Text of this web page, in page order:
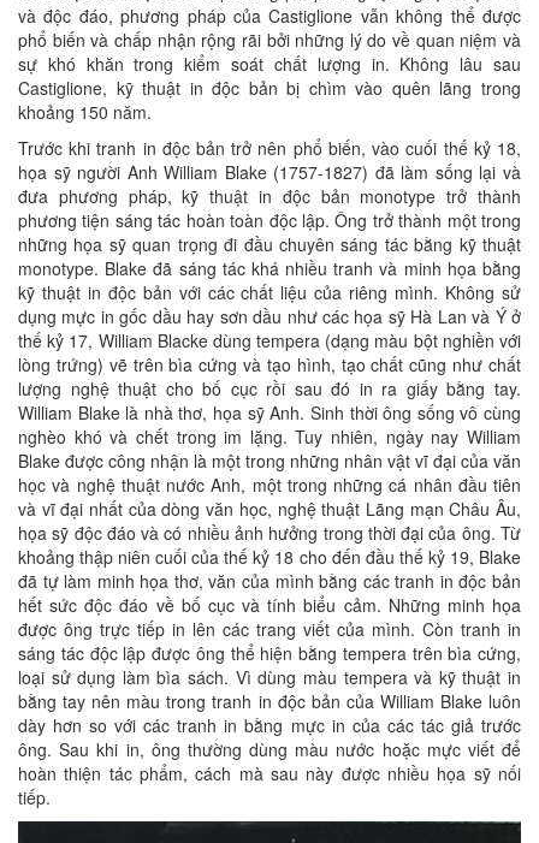
và độc đáo, phương pháp của Castiglione vẫn không thể được
phổ biến và chấp nhận rộng rãi bởi những lý do về quan niệm và
sự khó khăn trong kiểm soát chất lượng in. Không lâu sau
Castiglione, kỹ thuật in độc bản bị chìm vào quên lãng trong
khoảng 150 năm.
Trước khi tranh in độc bản trở nên phổ biến, vào cuối thế kỷ 18,
họa sỹ người Anh William Blake (1757-1827) đã làm sống lại và
đưa phương pháp, kỹ thuật in độc bản monotype trở thành
phương tiện sáng tác hoàn toàn độc lập. Ông trở thành một trong
những họa sỹ quan trọng đi đầu chuyên sáng tác bằng kỹ thuật
monotype. Blake đã sáng tác khá nhiều tranh và minh họa bằng
kỹ thuật in độc bản với các chất liệu của riêng mình. Không sử
dụng mực in gốc dầu hay sơn dầu như các họa sỹ Hà Lan và Ý ở
thế kỷ 17, William Blacke dùng tempera (dạng màu bột nghiền với
lòng trứng) vẽ trên bìa cứng và tạo hình, tạo chất cũng như chất
lượng nghệ thuật cho bố cục rồi sau đó in ra giấy bằng tay.
William Blake là nhà thơ, họa sỹ Anh. Sinh thời ông sống vô cùng
nghèo khó và chết trong im lặng. Tuy nhiên, ngày nay William
Blake được công nhận là một trong những nhân vật vĩ đại của văn
học và nghệ thuật nước Anh, một trong những cá nhân đầu tiên
và vĩ đại nhất của dòng văn học, nghệ thuật Lãng mạn Châu Âu,
họa sỹ độc đáo và có nhiều ảnh hưởng trong thời đại của ông. Từ
khoảng thập niên cuối của thế kỷ 18 cho đến đầu thế kỷ 19, Blake
đã tự làm minh họa thơ, văn của mình bằng các tranh in độc bản
hết sức độc đáo về bố cục và tính biểu cảm. Những minh họa
được ông trực tiếp in lên các trang viết của mình. Còn tranh in
sáng tác độc lập được ông thể hiện bằng tempera trên bìa cứng,
loại sử dụng làm bìa sách. Vì dùng màu tempera và kỹ thuật in
bằng tay nên màu trong tranh in độc bản của William Blake luôn
dày hơn so với các tranh in bằng mực in của các tác giả trước
ông. Sau khi in, ông thường dùng màu nước hoặc mực viết để
hoàn thiện tác phẩm, cách mà sau này được nhiều họa sỹ nối
tiếp.